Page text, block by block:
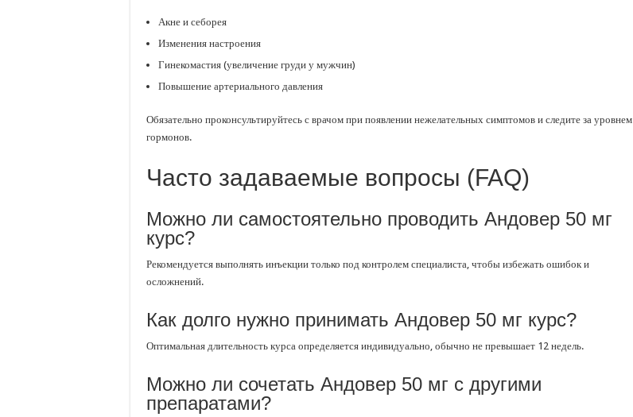
Акне и себорея
Изменения настроения
Гинекомастия (увеличение груди у мужчин)
Повышение артериального давления
Обязательно проконсультируйтесь с врачом при появлении нежелательных симптомов и следите за уровнем
гормонов.
Часто задаваемые вопросы (FAQ)
Можно ли самостоятельно проводить Андовер 50 мг
курс?
Рекомендуется выполнять инъекции только под контролем специалиста, чтобы избежать ошибок и
осложнений.
Как долго нужно принимать Андовер 50 мг курс?
Оптимальная длительность курса определяется индивидуально, обычно не превышает 12 недель.
Можно ли сочетать Андовер 50 мг с другими
препаратами?